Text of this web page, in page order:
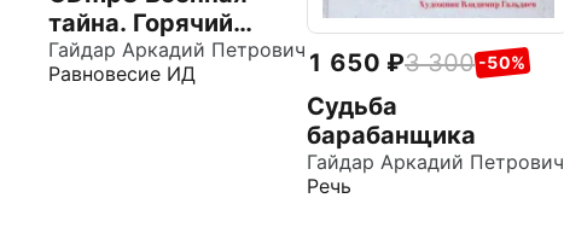
тайна. Горячий
камень
Гайдар Аркадий Петрович
Равновесие ИД
1 650 3 300 -50%
Судьба
барабанщика
Гайдар Аркадий Петрович
Речь